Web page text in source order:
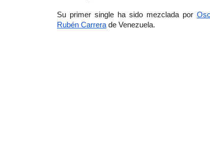
Su primer single ha sido mezclada por
Rubén Carrera de Venezuela.